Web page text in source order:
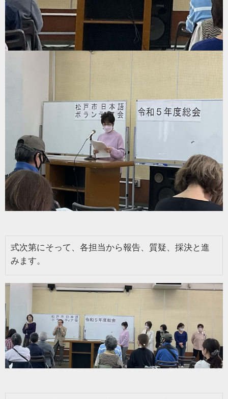
式次第にそって、各担当から報告、質疑、採決と進
みます。